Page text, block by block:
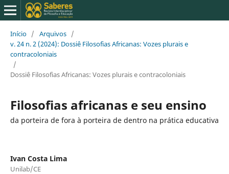
Início / Arquivos /
v. 24 n. 2 (2024): Dossiê Filosofias Africanas: Vozes plurais e
contracoloniais
/
Dossiê Filosofias Africanas: Vozes plurais e contracoloniais
Filosofias africanas e seu ensino
da porteira de fora à porteira de dentro na prática educativa
Ivan Costa Lima
Unilab/CE